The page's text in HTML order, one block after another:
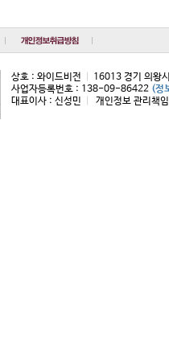
상호 : 와이드비전
16013 경기 의왕
사업자등록번호 : 138-09-86422 (정
대표이사 : 신성민
개인정보 관리책